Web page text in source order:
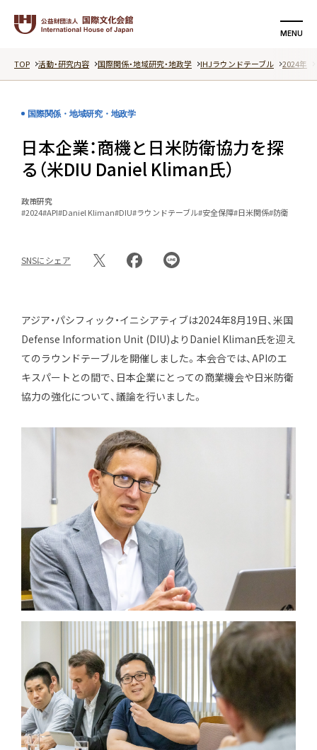
MENU
検索する 支援する
活動・研究内容
イベント
エキスパート
出版物・報告書
インターンシップ
お問い合わせ
アクセス
会員制度
メルマガ登録
採用情報
会員専用サイト
JP
TOP 活動・研究内容 国際関係・地域研究・地政学 IHJラウンドテーブル 2024年
国際関係・地域研究・地政学
日本企業：商機と日米防衛協力を探
る（米DIU Daniel Kliman氏）
政策研究
#2024#API#Daniel Kliman#DIU#ラウンドテーブル#安全保障#日米関係#防衛
SNSにシェア
アジア・パシフィック・イニシアティブは2024年8月19日、米国
Defense Information Unit (DIU)よりDaniel Kliman氏を迎え
てのラウンドテーブルを開催しました。本会合では、APIのエ
キスパートとの間で、日本企業にとっての商業機会や日米防衛
協力の強化について、議論を行いました。